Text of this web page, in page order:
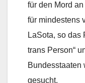
für den Mord
für mindestens
LaSota, so das
trans Person“
Bundesstaaten
gesucht.